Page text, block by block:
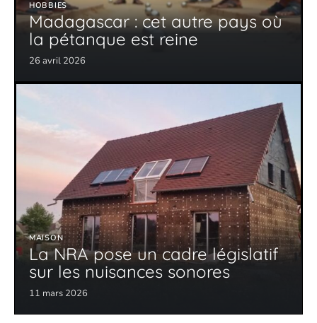
HOBBIES
Madagascar : cet autre pays où
la pétanque est reine
26 avril 2026
MAISON
La NRA pose un cadre législatif
sur les nuisances sonores
11 mars 2026